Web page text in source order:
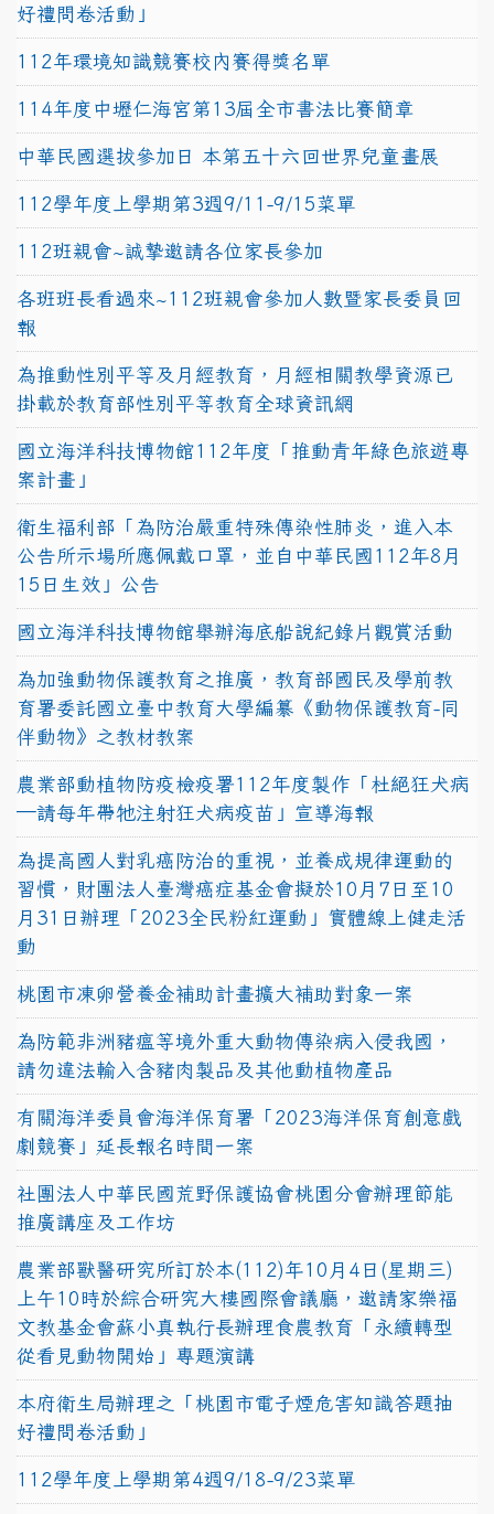
好禮問卷活動」
112年環境知識競賽校內賽得獎名單
114年度中壢仁海宮第13屆全市書法比賽簡章
中華民國選拔參加日 本第五十六回世界兒童畫展
112學年度上學期第3週9/11-9/15菜單
112班親會~誠摯邀請各位家長參加
各班班長看過來~112班親會參加人數暨家長委員回
報
為推動性別平等及月經教育，月經相關教學資源已
掛載於教育部性別平等教育全球資訊網
國立海洋科技博物館112年度「推動青年綠色旅遊專
案計畫」
衛生福利部「為防治嚴重特殊傳染性肺炎，進入本
公告所示場所應佩戴口罩，並自中華民國112年8月
15日生效」公告
國立海洋科技博物館舉辦海底船說紀錄片觀賞活動
為加強動物保護教育之推廣，教育部國民及學前教
育署委託國立臺中教育大學編纂《動物保護教育-同
伴動物》之教材教案
農業部動植物防疫檢疫署112年度製作「杜絕狂犬病
—請每年帶牠注射狂犬病疫苗」宣導海報
為提高國人對乳癌防治的重視，並養成規律運動的
習慣，財團法人臺灣癌症基金會擬於10月7日至10
月31日辦理「2023全民粉紅運動」實體線上健走活
動
桃園市凍卵營養金補助計畫擴大補助對象一案
為防範非洲豬瘟等境外重大動物傳染病入侵我國，
請勿違法輸入含豬肉製品及其他動植物產品
有關海洋委員會海洋保育署「2023海洋保育創意戲
劇競賽」延長報名時間一案
社團法人中華民國荒野保護協會桃園分會辦理節能
推廣講座及工作坊
農業部獸醫研究所訂於本(112)年10月4日(星期三)
上午10時於綜合研究大樓國際會議廳，邀請家樂福
文教基金會蘇小真執行長辦理食農教育「永續轉型
從看見動物開始」專題演講
本府衛生局辦理之「桃園市電子煙危害知識答題抽
好禮問卷活動」
112學年度上學期第4週9/18-9/23菜單